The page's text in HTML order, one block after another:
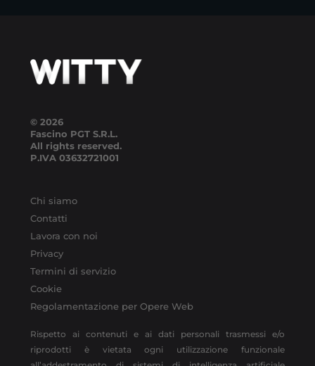
© 2026
Fascino PGT S.R.L.
All rights reserved.
P.IVA 03632721001
Chi siamo
Contatti
Lavora con noi
Privacy
Termini di servizio
Cookie
Regolamentazione per Opere Web
Rispetto ai contenuti e ai dati personali trasmessi e/o
riprodotti è vietata ogni utilizzazione funzionale